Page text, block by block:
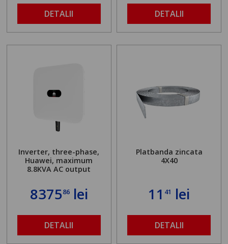
DETALII DETALII
Inverter, three-phase,
Huawei, maximum
8.8KVA AC output
837586lei
DETALII
Platbanda zincata
4X40
11 41 lei
DETALII